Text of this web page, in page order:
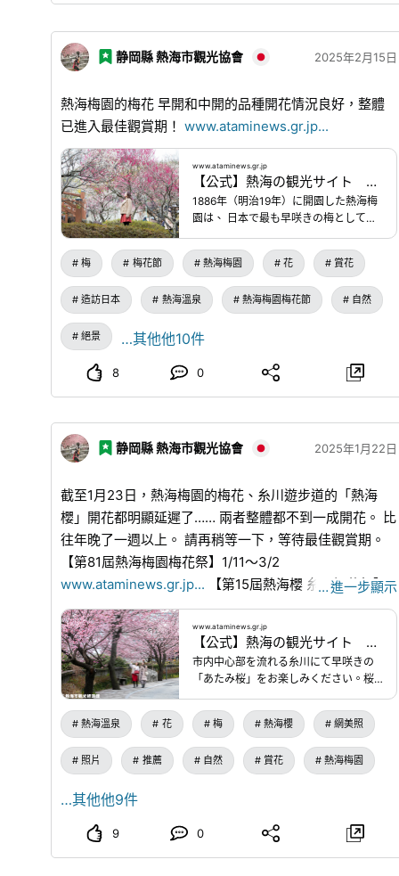
静岡縣 熱海市觀光協會 2025年2月15日
熱海梅園的梅花 早開和中開的品種開花情況良好，整體
已進入最佳觀賞期！ www.ataminews.gr.jp...
www.ataminews.gr.jp
【公式】熱海の観光サイト あたみニュース
1886年（明治19年）に開園した熱海梅
園は、 日本で最も早咲きの梅として有
名です。毎年11月下旬～12月上旬に
は、第一号の梅の花が開花します。樹
齢100年を越える梅の古木を含め、60
品種・469本の梅が咲き誇り、早咲き→
中咲き→遅咲きと、順番に開花。梅ま
だけます。期間中、園内には足湯や土
連演芸会や大道芸、歌謡ショー、甘酒
付近の敷地を土砂災害復旧工事で使用
中のため、大型バス専用無料駐車場が
ございません。大型バスの場合は、指
をご利用ください。→大型バス回送ル
ートマップ（PDF）・タイムズ熱海市
営東 電話0557-82-0451（30分220
円）※予約可・海釣り施設駐車場 電話
0557-85-8600（1回1000円）
梅園駐車場・来宮駅市営駐車場および
周辺道路は連日混雑します。熱海梅園
にお越しの際にはJRのご利用をおすす
めします。（JR来宮駅より徒歩約10
分）（2026年2/24更新）※2/25（水）
より梅園入園料は無料となります。※画
梅 梅花節 熱海梅園 花 賞花
造訪日本 熱海溫泉 熱海梅園梅花節 自然
絕景 …其他他10件
8 0
静岡縣 熱海市觀光協會 2025年1月22日
截至1月23日，熱海梅園的梅花、糸川遊步道的「熱海
櫻」開花都明顯延遲了…… 兩者整體都不到一成開花。 比
往年晚了一週以上。 請再稍等一下，等待最佳觀賞期。
【第81屆熱海梅園梅花祭】1/11～3/2
www.ataminews.gr.jp...
1/11～2/9www.ataminews.gr.jp...
…進一步顯示
www.ataminews.gr.jp
【公式】熱海の観光サイト あたみニュース
市内中心部を流れる糸川にて早咲きの
「あたみ桜」をお楽しみください。桜
茶・お茶のサービス、大道芸、剣舞、
バンド演奏などを実施予定です。※画像
の無断使用はご遠慮ください。
熱海溫泉 花 梅 熱海櫻 網美照
照片 推薦 自然 賞花 熱海梅園
…其他他9件
9 0